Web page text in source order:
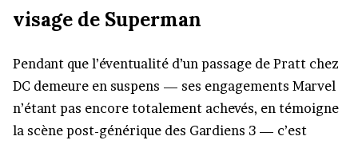
visage de Superman
Pendant que l’éventualité d’un passage de Pratt chez
DC demeure en suspens — ses engagements Marvel
n’étant pas encore totalement achevés, en témoigne
la scène post-générique des Gardiens 3 — c’est